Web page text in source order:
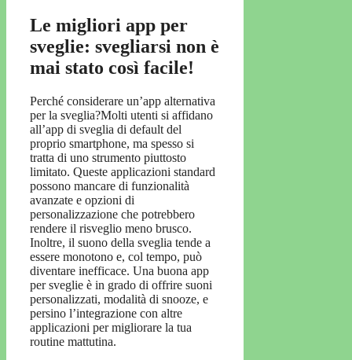
Le migliori app per
sveglie: svegliarsi non è
mai stato così facile!
Perché considerare un’app alternativa
per la sveglia?Molti utenti si affidano
all’app di sveglia di default del
proprio smartphone, ma spesso si
tratta di uno strumento piuttosto
limitato. Queste applicazioni standard
possono mancare di funzionalità
avanzate e opzioni di
personalizzazione che potrebbero
rendere il risveglio meno brusco.
Inoltre, il suono della sveglia tende a
essere monotono e, col tempo, può
diventare inefficace. Una buona app
per sveglie è in grado di offrire suoni
personalizzati, modalità di snooze, e
persino l’integrazione con altre
applicazioni per migliorare la tua
routine mattutina.